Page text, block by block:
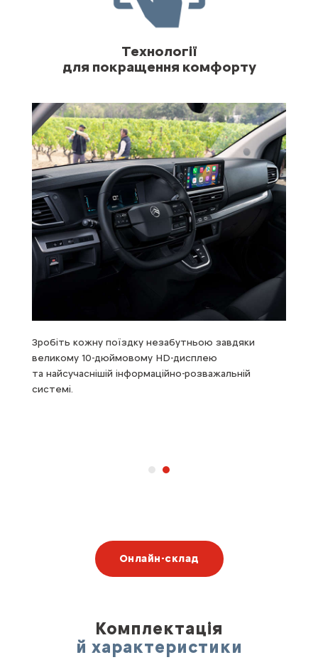
Технології
для покращення комфорту
Зробіть кожну поїздку незабутньою завдяки
великому 10-дюймовому HD-дисплею
та найсучаснішій інформаційно-розважальній
системі.
Онлайн-склад
Комплектація
й характеристики